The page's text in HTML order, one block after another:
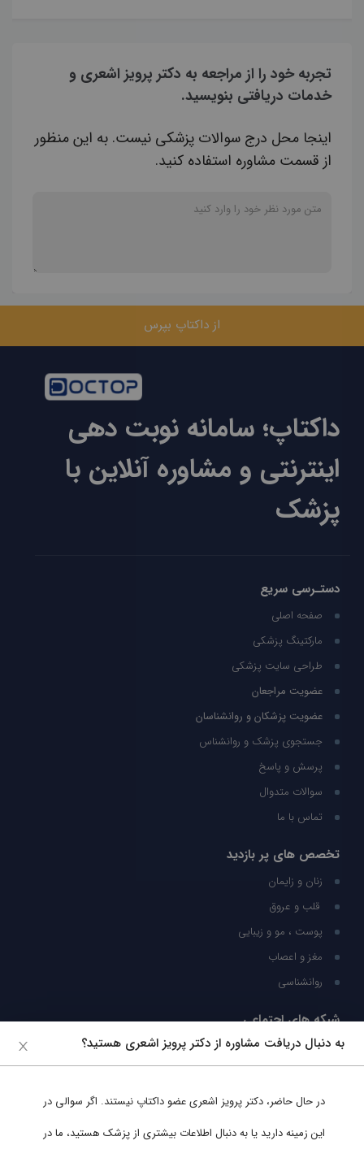
تجربه خود را از مراجعه به دکتر پرویز اشعری و
خدمات دریافتی بنویسید.
اینجا محل درج سوالات پزشکی نیست. به این منظور
از قسمت مشاوره استفاده کنید.
از داکتاپ بپرس
داکتاپ؛ سامانه نوبت دهی
اینترنتی و مشاوره آنلاین با
پزشک
دستـرسی سریع
صفحه اصلی
مارکتینگ پزشکی
طراحی سایت پزشکی
عضویت مراجعان
عضویت پزشکان و روانشناسان
جستجوی پزشک و روانشناس
پرسش و پاسخ
سوالات متدوال
تماس با ما
تخصص های پر بازدید
زنان و زایمان
قلب و عروق
پوست ، مو و زیبایی
مغز و اعصاب
روانشناسی
شبکه های اجتماعی
ما را در شبکه های اجتماعی دنبال کنید
به دنبال دریافت مشاوره از دکتر پرویز اشعری هستید؟
در حال حاضر، دکتر پرویز اشعریعضو داکتاپ نیستند. اگر سوالی در
این زمینه دارید یا به دنبال اطلاعات بیشتری از پزشک هستید، ما در